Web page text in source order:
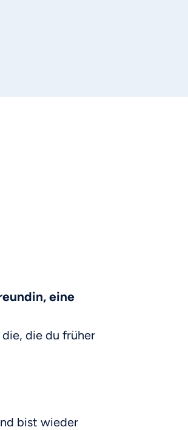
eine
die du früher
bist wieder